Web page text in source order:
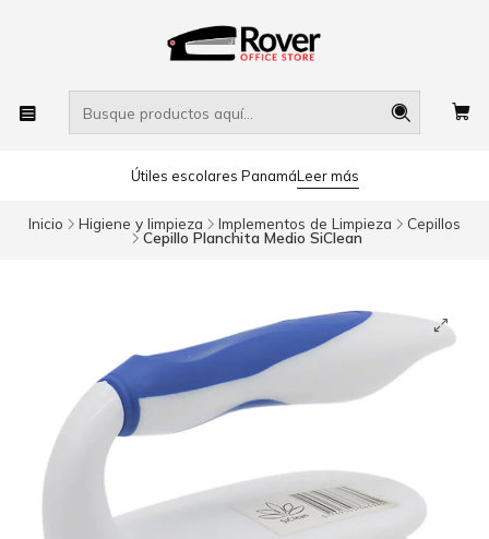
Útiles escolares PanamáLeer más
Inicio Higiene y limpieza Implementos de Limpieza Cepillos
Cepillo Planchita Medio SiClean